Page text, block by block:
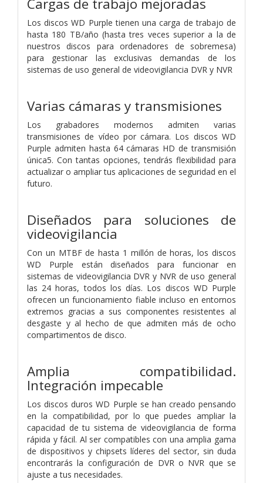
Los discos WD Purple tienen una carga de trabajo de
hasta 180 TB/año (hasta tres veces superior a la de
nuestros discos para ordenadores de sobremesa)
para gestionar las exclusivas demandas de los
sistemas de uso general de videovigilancia DVR y NVR
Varias cámaras y transmisiones
Los grabadores modernos admiten varias
transmisiones de vídeo por cámara. Los discos WD
Purple admiten hasta 64 cámaras HD de transmisión
única5. Con tantas opciones, tendrás flexibilidad para
actualizar o ampliar tus aplicaciones de seguridad en el
futuro.
Diseñados para soluciones de
videovigilancia
Con un MTBF de hasta 1 millón de horas, los discos
WD Purple están diseñados para funcionar en
sistemas de videovigilancia DVR y NVR de uso general
las 24 horas, todos los días. Los discos WD Purple
ofrecen un funcionamiento fiable incluso en entornos
extremos gracias a sus componentes resistentes al
desgaste y al hecho de que admiten más de ocho
compartimentos de disco.
Amplia compatibilidad.
Integración impecable
Los discos duros WD Purple se han creado pensando
en la compatibilidad, por lo que puedes ampliar la
capacidad de tu sistema de videovigilancia de forma
rápida y fácil. Al ser compatibles con una amplia gama
de dispositivos y chipsets líderes del sector, sin duda
encontrarás la configuración de DVR o NVR que se
ajuste a tus necesidades.